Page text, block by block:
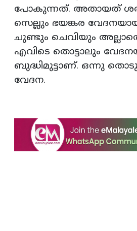
പോകുന്നത്. അതായത്
സെല്ലും ഭയങ്കര
ചുണ്ടും ചെവിയും
എവിടെ തൊട്ടാലും
ബുദ്ധിമുട്ടാണ്. ഒന്നു
വേദന.